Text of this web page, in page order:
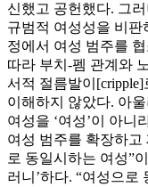
신했고 공헌했다. 그
규범적 여성성을 비
정에서 여성 범주를
따라 부치-펨 관계와
서적 절름발이
이해하지 않았다. 아
여성을 ‘여성’이 아니
여성 범주를 확장하고
로 동일시하는 여성”
러니’하다. “여성으로